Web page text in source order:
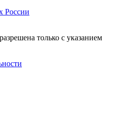
России
только с указанием